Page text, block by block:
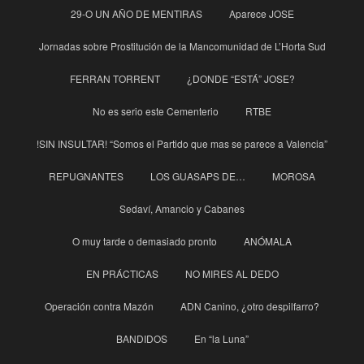
29-O UN AÑO DE MENTIRAS Aparece JOSE
Jornadas sobre Prostitución de la Mancomunidad de L’Horta Sud
FERRAN TORRENT ¿DONDE “ESTÁ” JOSE?
No es serio este Cementerio RTBE
!SIN INSULTAR! “Somos el Partido que mas se parece a Valencia”
REPUGNANTES LOS GUASAPS DE… MOROSA
Sedaví, Amancio y Cabanes
O muy tarde o demasiado pronto ANÓMALA
EN PRÁCTICAS NO MIRES AL DEDO
Operación contra Mazón ADN Canino, ¿otro despilfarro?
BANDIDOS En “la Luna”